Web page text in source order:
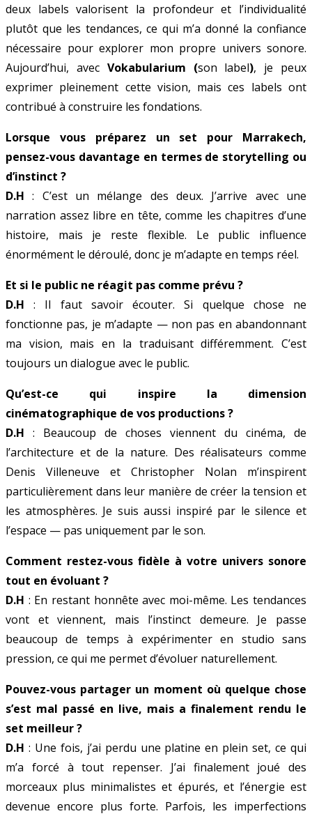
deux labels valorisent la profondeur et l’individualité
plutôt que les tendances, ce qui m’a donné la confiance
nécessaire pour explorer mon propre univers sonore.
Aujourd’hui, avec Vokabularium (son label), je peux
exprimer pleinement cette vision, mais ces labels ont
contribué à construire les fondations.
Lorsque vous préparez un set pour Marrakech,
pensez-vous davantage en termes de storytelling ou
d’instinct ?
D.H : C’est un mélange des deux. J’arrive avec une
narration assez libre en tête, comme les chapitres d’une
histoire, mais je reste flexible. Le public influence
énormément le déroulé, donc je m’adapte en temps réel.
Et si le public ne réagit pas comme prévu ?
D.H : Il faut savoir écouter. Si quelque chose ne
fonctionne pas, je m’adapte — non pas en abandonnant
ma vision, mais en la traduisant différemment. C’est
toujours un dialogue avec le public.
Qu’est-ce qui inspire la dimension
cinématographique de vos productions ?
D.H : Beaucoup de choses viennent du cinéma, de
l’architecture et de la nature. Des réalisateurs comme
Denis Villeneuve et Christopher Nolan m’inspirent
particulièrement dans leur manière de créer la tension et
les atmosphères. Je suis aussi inspiré par le silence et
l’espace — pas uniquement par le son.
Comment restez-vous fidèle à votre univers sonore
tout en évoluant ?
D.H : En restant honnête avec moi-même. Les tendances
vont et viennent, mais l’instinct demeure. Je passe
beaucoup de temps à expérimenter en studio sans
pression, ce qui me permet d’évoluer naturellement.
Pouvez-vous partager un moment où quelque chose
s’est mal passé en live, mais a finalement rendu le
set meilleur ?
D.H : Une fois, j’ai perdu une platine en plein set, ce qui
m’a forcé à tout repenser. J’ai finalement joué des
morceaux plus minimalistes et épurés, et l’énergie est
devenue encore plus forte. Parfois, les imperfections